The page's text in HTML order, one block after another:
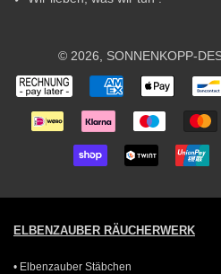
© 2026, SONNENKOPP-
ELBENZAUBER RÄUCHERWERK
• Elbenzauber Stäbchen